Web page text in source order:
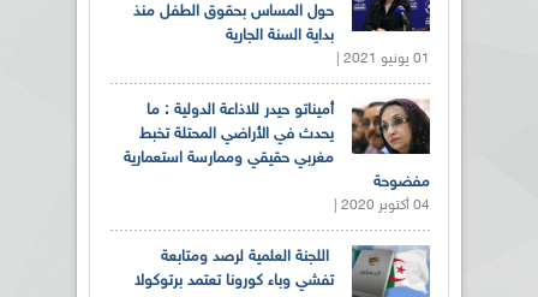
حول المساس بحقوق الطفل منذ
بداية السنة الجارية
01 يونيو 2021 |
أميناتو حيدر للاذاعة الدولية : ما
يحدث في الأراضي المحتلة تخبط
مغربي حقيقي وممارسة استعمارية
مفضوحة
04 أكتوبر 2020 |
اللجنة العلمية لرصد ومتابعة
تفشي وباء كورونا تعتمد برتوكولا